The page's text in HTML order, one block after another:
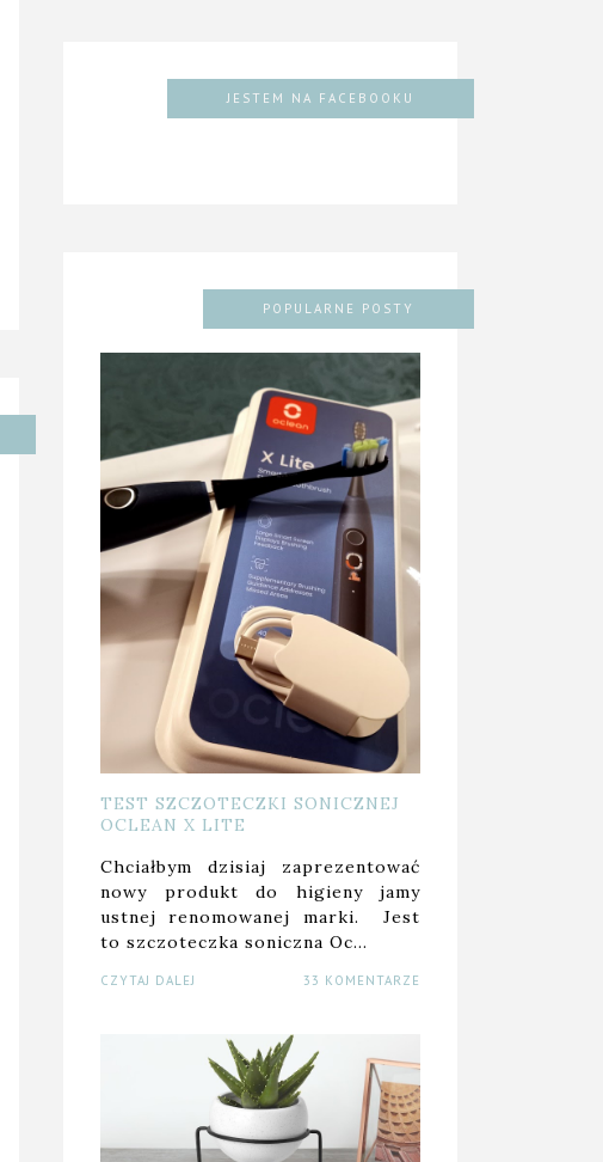
JESTEM NA FACEBOOKU
POPULARNE POSTY
TEST SZCZOTECZKI SONICZNEJ
OCLEAN X LITE
Chciałbym dzisiaj zaprezentować
nowy produkt do higieny jamy
ustnej renomowanej marki. Jest
to szczoteczka soniczna Oc…
CZYTAJ DALEJ 33 KOMENTARZE